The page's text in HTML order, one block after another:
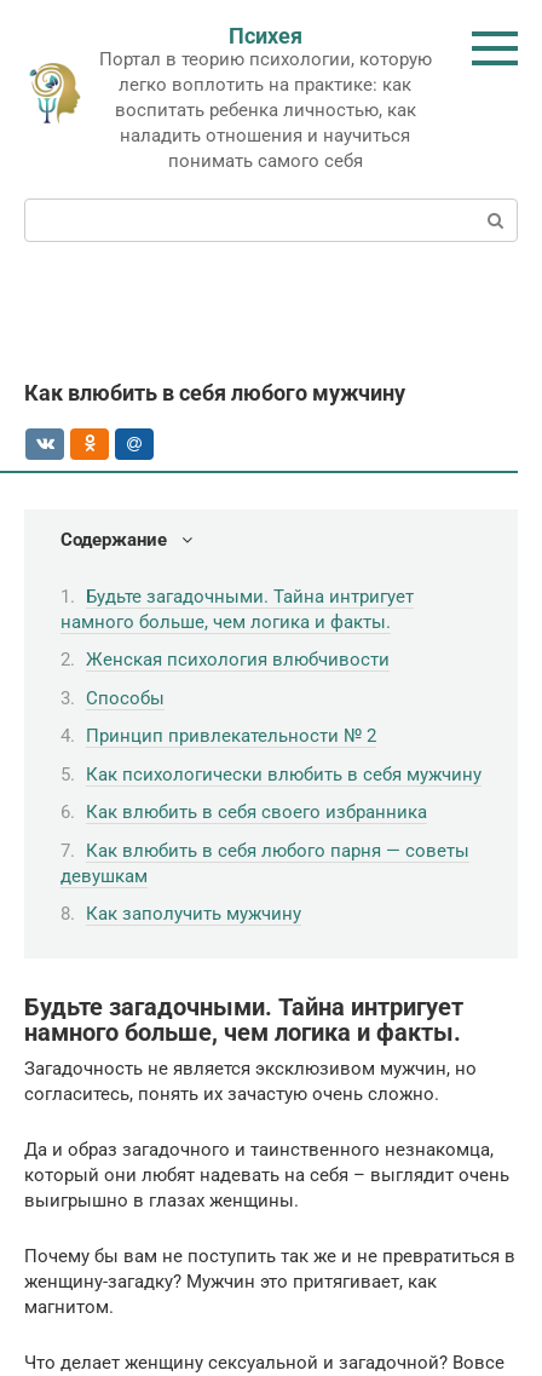
контенту
Психея
Портал в теорию психологии, которую
легко воплотить на практике: как
воспитать ребенка личностью, как
наладить отношения и научиться
понимать самого себя
Поиск:
Как влюбить в себя любого мужчину
Содержание
Будьте загадочными. Тайна интригует
намного больше, чем логика и факты.
Женская психология влюбчивости
Способы
Принцип привлекательности № 2
Как психологически влюбить в себя мужчину
Как влюбить в себя своего избранника
Как влюбить в себя любого парня — советы
девушкам
Как заполучить мужчину
Будьте загадочными. Тайна интригует
намного больше, чем логика и факты.
Загадочность не является эксклюзивом мужчин, но
согласитесь, понять их зачастую очень сложно.
Да и образ загадочного и таинственного незнакомца,
который они любят надевать на себя – выглядит очень
выигрышно в глазах женщины.
Почему бы вам не поступить так же и не превратиться в
женщину-загадку? Мужчин это притягивает, как
магнитом.
Что делает женщину сексуальной и загадочной? Вовсе